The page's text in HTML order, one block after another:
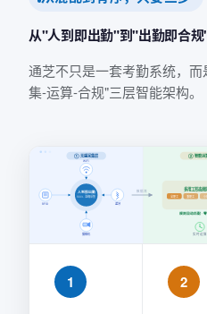
从"人到即出勤"到"出勤即合
通芝不只是一套考勤系统，
集-运算-合规"三层智能架构。
① 无感采集层 ② 智能运
人到即出勤
100% 准确采集
RFID
WiFi
蓝牙
摄像机
多用工形态规
全职工 兼职工 小
规则自动匹配 ·
实时运算
1 2